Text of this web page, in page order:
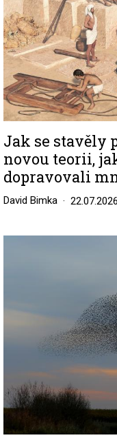
Jak se stavěly
novou teorii,
dopravovali
David Bimka 22.07.2026